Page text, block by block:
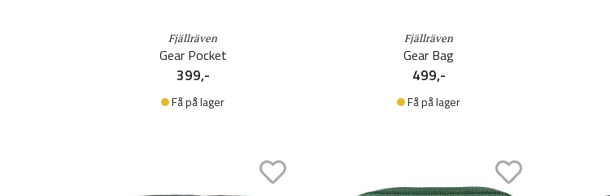
Fjällräven
Gear Pocket
399,-
Få på lager
Fjällräven
Gear Bag
499,-
Få på lager